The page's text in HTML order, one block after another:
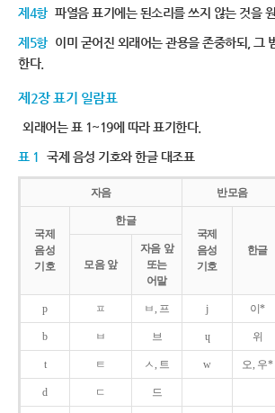
제4항 파열음 표기에는 된소리를 쓰지 않는 것을
제5항 이미 굳어진 외래어는 관용을 존중하되, 그
한다.
제2장 표기 일람표
외래어는 표 1~19에 따라 표기한다.
표 1 국제 음성 기호와 한글 대조표
자음 반모음
국제
음성
기호
한글
국제
음성
기호
한글
모음 앞
자음 앞
또는
어말
p ㅍ ㅂ, 프 j 이*
b ㅂ 브 ɥ 위
t ㅌ ㅅ, 트 w 오, 우*
d ㄷ 드